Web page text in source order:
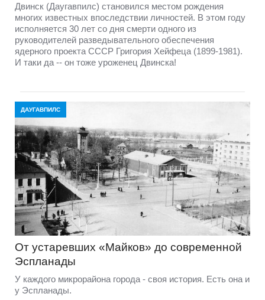
Двинск (Даугавпилс) становился местом рождения
многих известных впоследствии личностей. В этом году
исполняется 30 лет со дня смерти одного из
руководителей разведывательного обеспечения
ядерного проекта СССР Григория Хейфеца (1899-1981).
И таки да -- он тоже уроженец Двинска!
ДАУГАВПИЛС
От устаревших «Майков» до современной
Эспланады
У каждого микрорайона города - своя история. Есть она и
у Эспланады.